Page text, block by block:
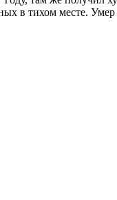
в тихом месте. Умер